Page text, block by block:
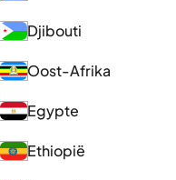
Djibouti
Oost-Afrika
Egypte
Ethiopië